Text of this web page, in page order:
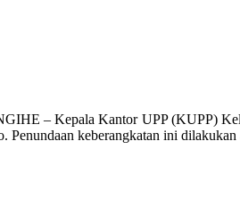
– Kepala Kantor UPP (KUPP)
Penundaan keberangkatan ini